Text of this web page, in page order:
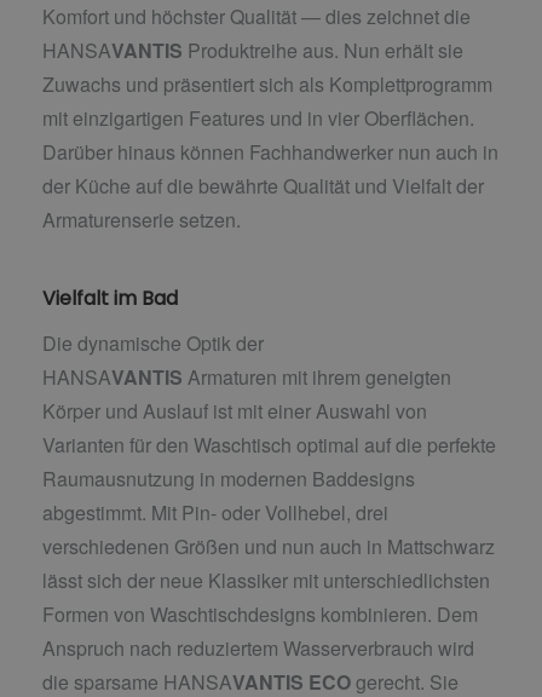
Komfort und höchster Qualität — dies zeichnet die
HANSAVANTIS Produktreihe aus. Nun erhält sie
Zuwachs und präsentiert sich als Komplettprogramm
mit einzigartigen Features und in vier Oberflächen.
Darüber hinaus können Fachhandwerker nun auch in
der Küche auf die bewährte Qualität und Vielfalt der
Armaturenserie setzen.
Vielfalt im Bad
Die dynamische Optik der
HANSAVANTIS Armaturen mit ihrem geneigten
Körper und Auslauf ist mit einer Auswahl von
Varianten für den Waschtisch optimal auf die perfekte
Raumausnutzung in modernen Baddesigns
abgestimmt. Mit Pin- oder Vollhebel, drei
verschiedenen Größen und nun auch in Mattschwarz
lässt sich der neue Klassiker mit unterschiedlichsten
Formen von Waschtischdesigns kombinieren. Dem
Anspruch nach reduziertem Wasserverbrauch wird
die sparsame HANSAVANTIS ECOgerecht. Sie